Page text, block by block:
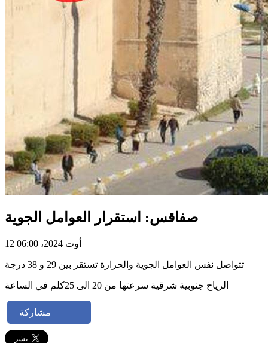
صفاقس: استقرار العوامل الجوية
12 أوت 2024، 06:00
تتواصل نفس العوامل الجوية والحرارة تستقر بين 29 و 38 درجة
الرياح جنوبية شرقية سرعتها من 20 الى 25كلم في الساعة
مشاركة